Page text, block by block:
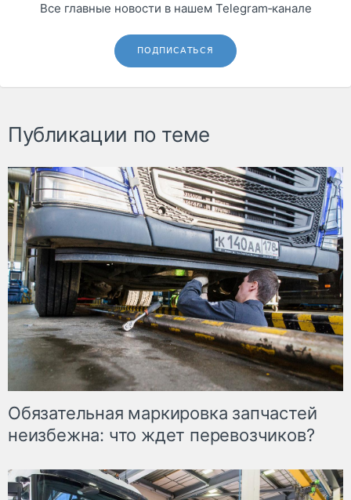
Все главные новости в нашем Telegram‑канале
ПОДПИСАТЬСЯ
Публикации по теме
Обязательная маркировка запчастей
неизбежна: что ждет перевозчиков?